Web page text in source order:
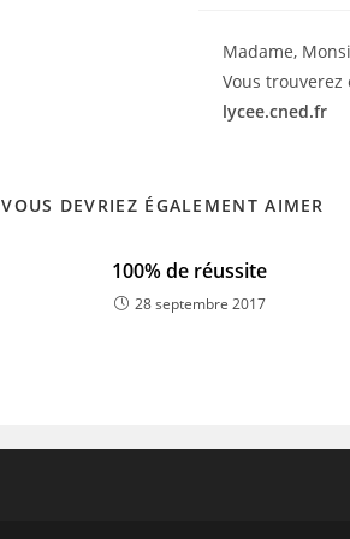
Madame,
Vous trouverez
lycee.cned.fr
VOUS DEVRIEZ ÉGALEMENT AIMER
100% de réussite
28 septembre 2017